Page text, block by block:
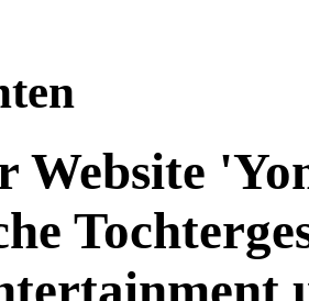
Website